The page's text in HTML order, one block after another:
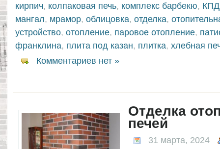
кирпич, колпаковая печь, комплекс барбекю, КПД
мангал, мрамор, облицовка, отделка,
устройство, отопление, паровое отопление,
франклина, плита под казан, плитка, хлебная
Комментариев нет »
Отделка
печей
31 марта, 2024